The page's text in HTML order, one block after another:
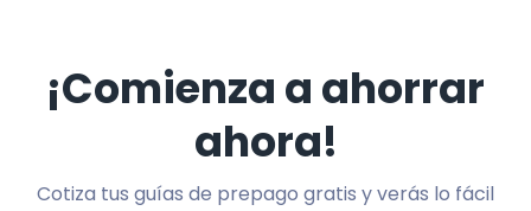
¡Comienza a ahorrar
ahora!
Cotiza tus guías de prepago gratis y verás lo fácil